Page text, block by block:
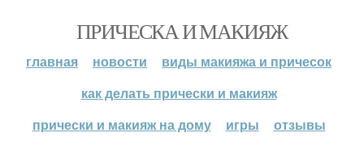
ПРИЧЕСКА И МАКИЯЖ
главная новости
виды макияжа и причесок
как делать прически и макияж
прически и макияж на дому
игры отзывы